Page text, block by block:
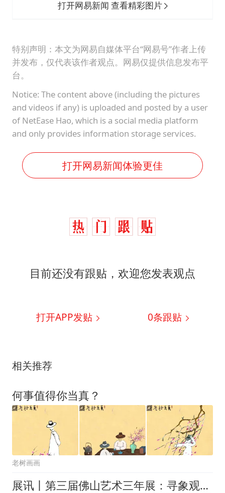
打开网易新闻 查看精彩图片
特别声明：本文为网易自媒体平台“网易号”作者上传
并发布，仅代表该作者观点。网易仅提供信息发布平
台。
Notice: The content above (including the pictures
and videos if any) is uploaded and posted by a user
of NetEase Hao, which is a social media platform
and only provides information storage services.
打开网易新闻体验更佳
目前还没有跟贴，欢迎您发表观点
打开APP发贴 0条跟贴
相关推荐
何事值得你当真？
老树画画
展讯丨第三届佛山艺术三年展：寻象观意——中国绘画材料在地性研究展